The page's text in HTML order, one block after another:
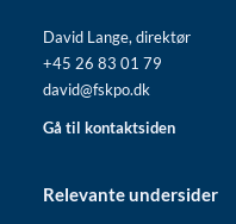
David Lange, direktør
+45 26 83 01 79
david@fskpo.dk
Gå til kontaktsiden
Relevante undersider